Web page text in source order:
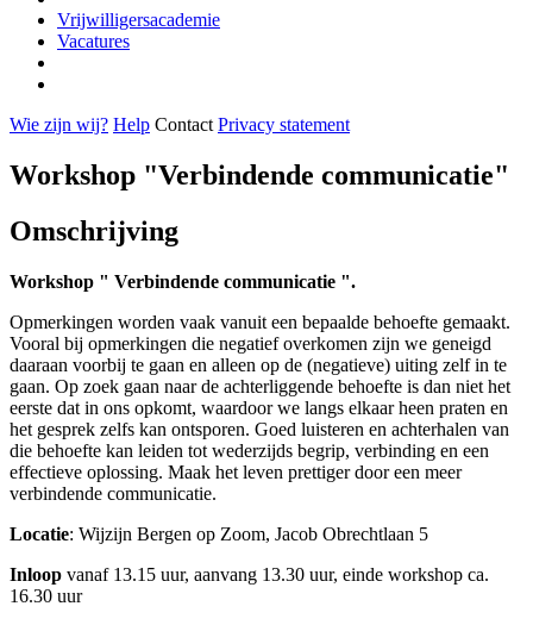
Vrijwilligersacademie
Vacatures
Wie zijn wij? Help Contact Privacy statement
Workshop "Verbindende communicatie"
Omschrijving
Workshop " Verbindende communicatie ".
Opmerkingen worden vaak vanuit een bepaalde behoefte gemaakt.
Vooral bij opmerkingen die negatief overkomen zijn we geneigd
daaraan voorbij te gaan en alleen op de (negatieve) uiting zelf in te
gaan. Op zoek gaan naar de achterliggende behoefte is dan niet het
eerste dat in ons opkomt, waardoor we langs elkaar heen praten en
het gesprek zelfs kan ontsporen. Goed luisteren en achterhalen van
die behoefte kan leiden tot wederzijds begrip, verbinding en een
effectieve oplossing. Maak het leven prettiger door een meer
verbindende communicatie.
Locatie: Wijzijn Bergen op Zoom, Jacob Obrechtlaan 5
Inloop vanaf 13.15 uur, aanvang 13.30 uur, einde workshop ca.
16.30 uur